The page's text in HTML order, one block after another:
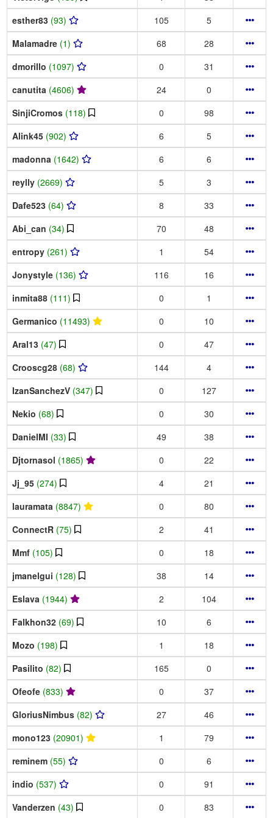
esther83 (93) 105
5
Malamadre (1) 68
28
dmorillo (1097) 0
31
canutita (4606) 24
0
SinjiCromos (118) 0
98
Alink45 (902) 6
5
madonna (1642) 6
6
reylly (2669) 5
3
Dafe523 (64) 8
33
Abi_can (34) 70
48
entropy (261) 1
54
Jonystyle (136) 116
16
inmita88 (111) 0
1
Germanico (11493) 0
10
Aral13 (47) 0
47
Crooscg28 (68) 144
4
IzanSanchezV (347) 0
127
Nekio (68) 0
30
DanielMI (33) 49
38
Djtornasol (1865) 0
22
Jj_95 (274) 4
21
lauramata (8847) 0
80
ConnectR (75) 2
41
Mmf (105) 0
18
jmanelgui (128) 38
14
Eslava (1944) 2
104
Falkhon32 (69) 10
6
Mozo (198) 1
18
Pasilito (82) 165
0
Ofeofe (833) 0
37
GloriusNimbus (82) 27
46
mono123 (20901) 1
79
reminem (55) 0
6
indio (537) 0
91
Vanderzen (43) 0 83